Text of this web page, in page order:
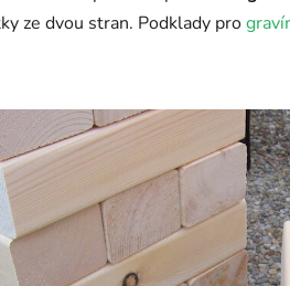
ze dvou stran. Podklady pro